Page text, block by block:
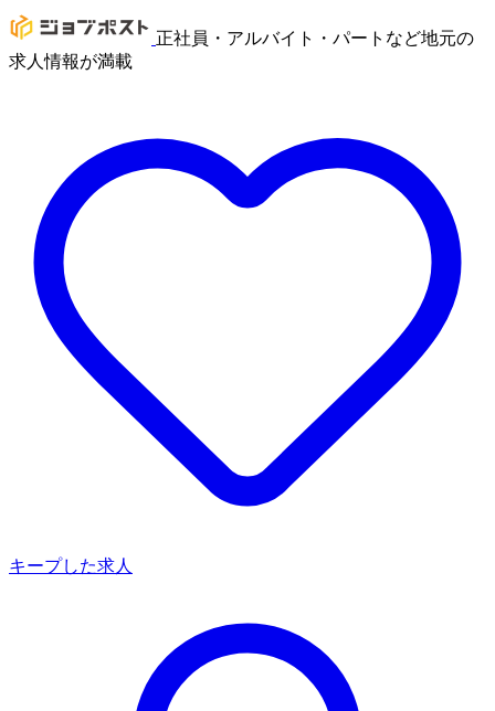
正社員・アルバイト・パートなど地元の
求人情報が満載
キープした求人